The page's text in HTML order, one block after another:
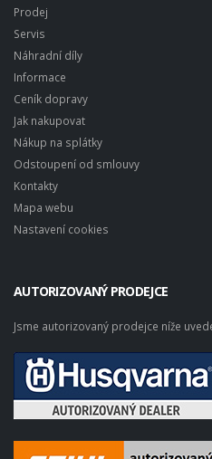
Prodej
Servis
Náhradní díly
Informace
Ceník dopravy
Jak nakupovat
Nákup na splátky
Odstoupení od smlouvy
Kontakty
Mapa webu
Nastavení cookies
AUTORIZOVANÝ PRODEJCE
Jsme autorizovaný prodejce níže